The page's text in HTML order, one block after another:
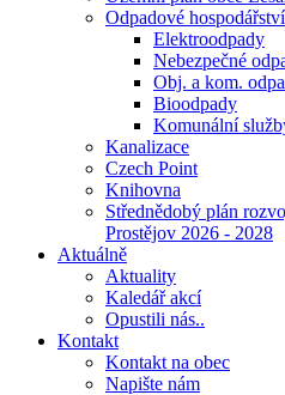
Odpadové hospodářství
Elektroodpady
Nebezpečné
Obj. a kom.
Bioodpady
Komunální
Kanalizace
Czech Point
Knihovna
Střednědobý plán
Prostějov 2026 - 2028
Aktuálně
Aktuality
Kaledář akcí
Opustili nás..
Kontakt
Kontakt na obec
Napište nám